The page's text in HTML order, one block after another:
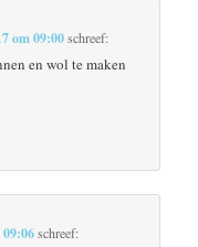
om 09:00schreef:
en wol te maken
09:06schreef: